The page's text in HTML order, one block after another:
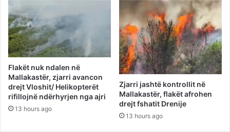
Flakët nuk ndalen në
Mallakastër, zjarri avancon
drejt Vloshit/ Helikopterët
rifillojnë ndërhyrjen nga ajri
13 hours ago
Zjarri jashtë kontrollit në
Mallakastër, flakët afrohen
drejt fshatit Drenije
13 hours ago